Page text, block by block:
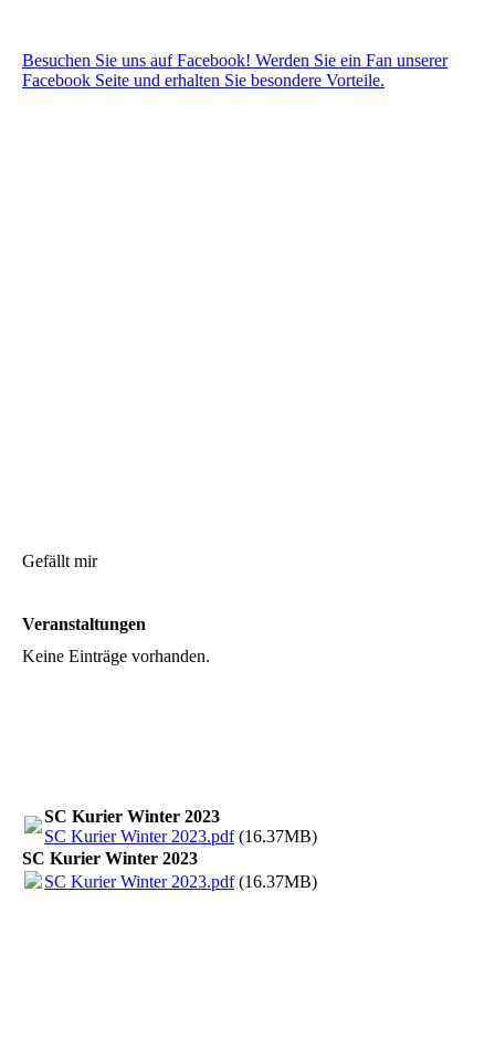
Besuchen Sie uns auf Facebook! Werden Sie ein Fan unserer
Facebook Seite und erhalten Sie besondere Vorteile.
Gefällt mir
Veranstaltungen
Keine Einträge vorhanden.
SC Kurier Winter 2023
SC Kurier Winter 2023.pdf(16.37MB)
SC Kurier Winter 2023
SC Kurier Winter 2023.pdf(16.37MB)